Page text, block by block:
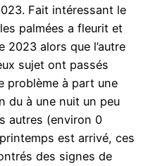
Fait intéressant le
palmées a fleurit et
alors que l’autre
sujet ont passés
problème à part une
du à une nuit un peu
autres (environ 0
est arrivé, ces
des signes de